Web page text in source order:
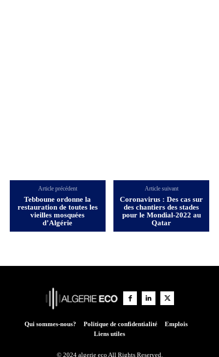
Article précédent
Tebboune ordonne la
restauration de toutes les
vieilles mosquées
d’Algérie
Article suivant
Coronavirus : Des cas sur
des chantiers des stades
pour le Mondial-2022 au
Qatar
Qui sommes-nous? Politique de confidentialité
Emplois
Liens utiles
© 2024 algerie eco All Rights Reserved.